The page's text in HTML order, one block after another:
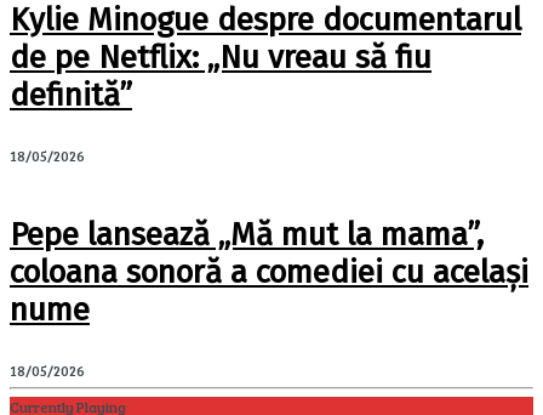
Kylie Minogue despre documentarul
de pe Netflix: „Nu vreau să fiu
definită”
18/05/2026
Pepe lansează „Mă mut la mama”,
coloana sonoră a comediei cu același
nume
18/05/2026
Currently Playing